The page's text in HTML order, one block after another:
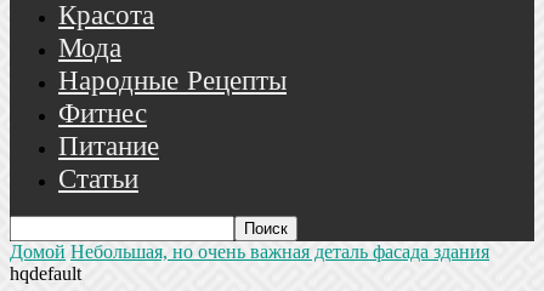
Красота
Мода
Народные Рецепты
Фитнес
Питание
Статьи
Домой Небольшая, но очень важная деталь фасада здания
hqdefault